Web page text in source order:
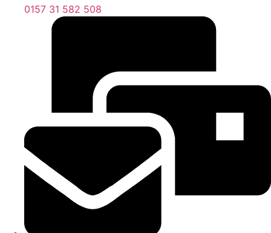
0157 31 582 508